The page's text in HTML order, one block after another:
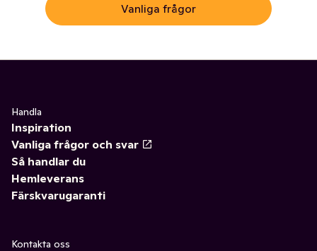
Vanliga frågor
Handla
Inspiration
Vanliga frågor och svar
Så handlar du
Hemleverans
Färskvarugaranti
Kontakta oss